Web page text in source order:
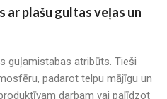
ar plašu gultas veļas un
guļamistabas atribūts. Tieši
padarot telpu mājīgu un
darbam vai palīdzot